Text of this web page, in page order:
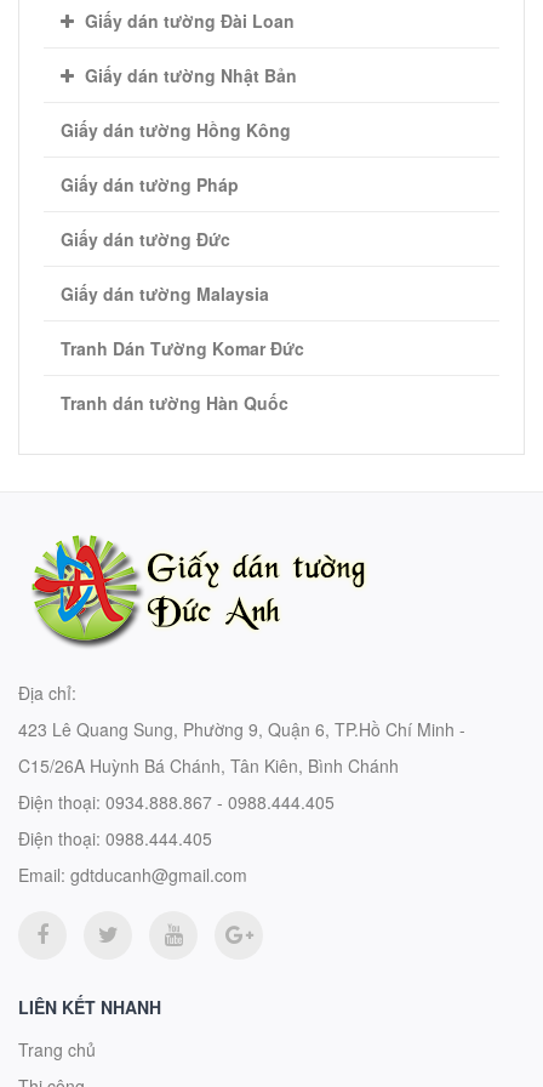
Giấy dán tường Đài Loan
Giấy dán tường Nhật Bản
Giấy dán tường Hồng Kông
Giấy dán tường Pháp
Giấy dán tường Đức
Giấy dán tường Malaysia
Tranh Dán Tường Komar Đức
Tranh dán tường Hàn Quốc
Địa chỉ:
423 Lê Quang Sung, Phường 9, Quận 6, TP.Hồ Chí Minh -
C15/26A Huỳnh Bá Chánh, Tân Kiên, Bình Chánh
Điện thoại: 0934.888.867 - 0988.444.405
Điện thoại: 0988.444.405
Email: gdtducanh@gmail.com
LIÊN KẾT NHANH
Trang chủ